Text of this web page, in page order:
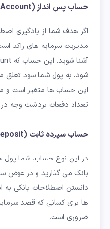
حساب پس انداز (Savings Account)
اگر هدف شما از یادگیری
مدیریت سرمایه های راکد
شود، به پول شما سود تعلق
این حساب ها متغیر است و
تعداد دفعات برداشت وجه در
حساب سپرده ثابت (Fixed Deposit / Time Deposit)
در این نوع حساب، شما
بانک می گذارید و در عوض
دانستن اصطلاحات بانکی به
ها برای کسانی که قصد
ضروری است.